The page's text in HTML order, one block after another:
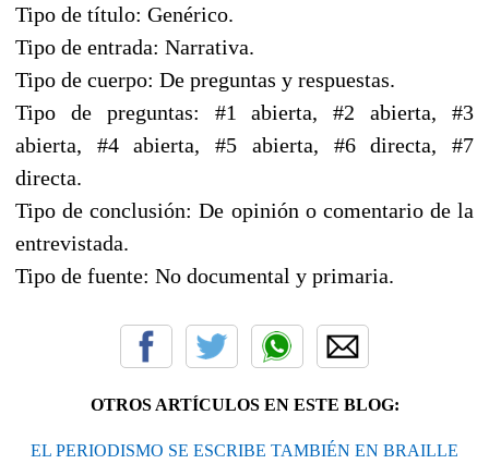
Tipo de título: Genérico.
Tipo de entrada: Narrativa.
Tipo de cuerpo: De preguntas y respuestas.
Tipo de preguntas: #1 abierta, #2 abierta, #3
abierta, #4 abierta, #5 abierta, #6 directa, #7
directa.
Tipo de conclusión: De opinión o comentario de la
entrevistada.
Tipo de fuente: No documental y primaria.
OTROS ARTÍCULOS EN ESTE BLOG:
EL PERIODISMO SE ESCRIBE TAMBIÉN EN BRAILLE